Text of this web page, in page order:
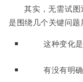
其实，无需试
是围绕几个关键问题
这种变化
有没有明